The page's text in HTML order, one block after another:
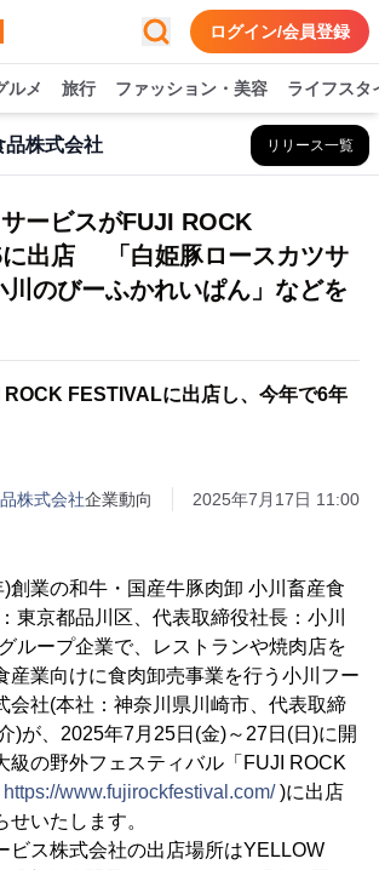
ログイン/会員登録
ルメ 旅行 ファッション・美容 ライフスタ
品株式会社 リリース一覧
ービスがFUJI ROCK
に出店 「白姫豚ロースカツサ
川のびーふかれいぱん」などを
FESTIVALに出店し、今年で6年
株式会社企業動向 2025年7月17日 11:00
創業の和牛・国産牛豚肉卸 小川畜産食
東京都品川区、代表取締役社長：小川
ループ企業で、レストランや焼肉店を
産業向けに食肉卸売事業を行う小川フー
会社(本社：神奈川県川崎市、代表取締
)が、2025年7月25日(金)～27日(日)に開
級の野外フェスティバル「FUJI ROCK
https://www.fujirockfestival.com/)に出店
いたします。
ビス株式会社の出店場所はYELLOW